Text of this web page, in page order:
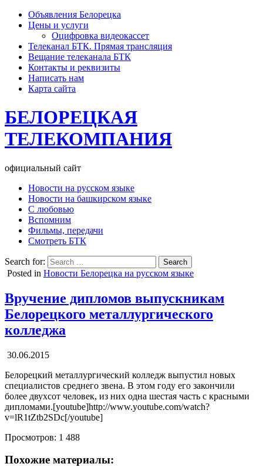
Объявления Белорецка
Цены и услуги
Оцифровка видеокассет
Телеканал БТК. Прямая трансляция
Вещание телеканала БТК
Контакты и реквизиты
Написать нам
Карта сайта
БЕЛОРЕЦКАЯ
ТЕЛЕКОМПАНИЯ
официальный сайт
Новости на русском языке
Новости на башкирском языке
С любовью
Вспомним
Фильмы, передачи
Смотреть БТК
Search for:
Posted in Новости Белорецка на русском языке
Вручение дипломов выпускникам
Белорецкого металлургического
колледжа
30.06.2015
Белорецкий металлургический колледж выпустил новых
специалистов среднего звена. В этом году его закончили
более двухсот человек, из них одна шестая часть с красными
дипломами.[youtube]http://www.youtube.com/watch?
v=lR1tZtb2SDc[/youtube]
Просмотров: 1 488
Похожие материалы: